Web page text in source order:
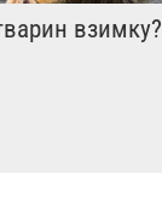
взимку?